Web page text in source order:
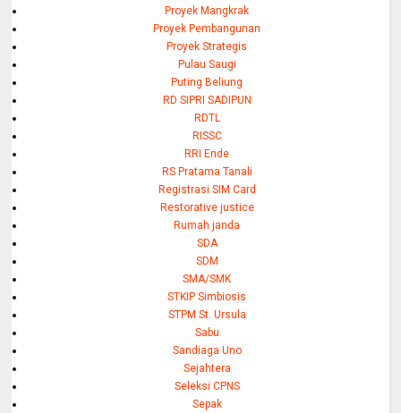
Proyek Mangkrak
Proyek Pembangunan
Proyek Strategis
Pulau Saugi
Puting Beliung
RD SIPRI SADIPUN
RDTL
RISSC
RRI Ende
RS Pratama Tanali
Registrasi SIM Card
Restorative justice
Rumah janda
SDA
SDM
SMA/SMK
STKIP Simbiosis
STPM St. Ursula
Sabu
Sandiaga Uno
Sejahtera
Seleksi CPNS
Sepak